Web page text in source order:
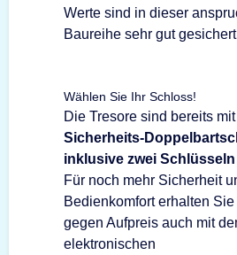
Werte sind in dieser
Baureihe sehr gut
Wählen Sie Ihr Schloss!
Die Tresore sind bereits
Sicherheits-
inklusive zwei Schlüsseln
Für noch mehr Sicherheit
Bedienkomfort erhalten
gegen Aufpreis auch mit
elektronischen